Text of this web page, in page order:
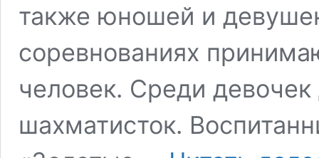
также юношей и
соревнованиях
человек. Среди
шахматисток.